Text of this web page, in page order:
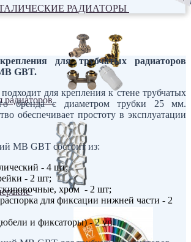
РАДИАТОРЫ
радиаторов
для трубчатых радиаторов
GBT.
для крепления к стене трубчатых
бренда с диаметром трубки 25 мм.
обеспечивает простоту в эксплуатации
MB GBT состоит из:
- 4 шт;
- 2 шт;
хром - 2 шт;
для фиксации нижней части - 2
и фиксаторы) - 2 уп.